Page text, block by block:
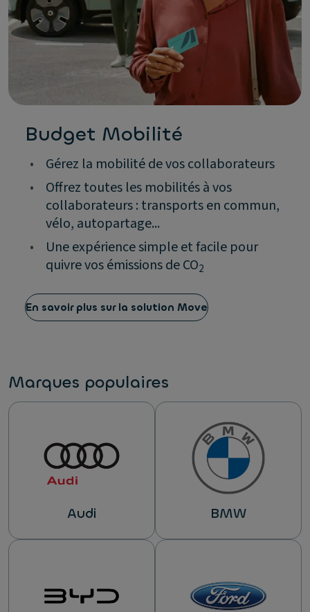
Budget Mobilité
•
Gérez la mobilité de vos collaborateurs
•
Offrez toutes les mobilités à vos
collaborateurs : transports en commun,
vélo, autopartage...
•
Une expérience simple et facile pour
quivre vos émissions de CO2
En savoir plus sur la solution Move
Marques populaires
Audi BMW